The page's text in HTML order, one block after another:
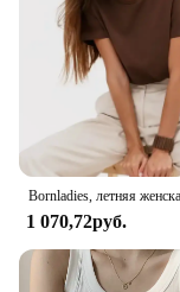
1 070,72руб.